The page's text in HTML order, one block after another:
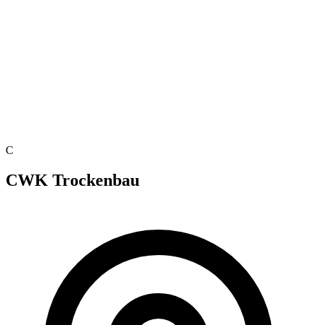
C
CWK Trockenbau